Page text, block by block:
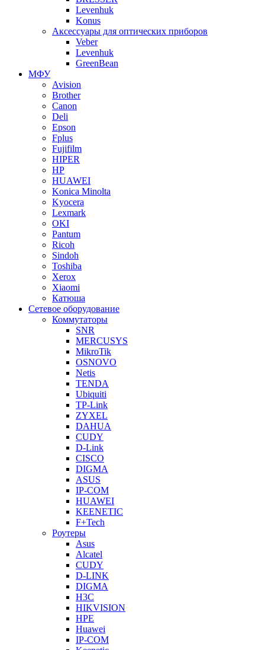
Levenhuk
Konus
Аксессуары для оптических приборов
Veber
Levenhuk
GreenBean
МФУ
Avision
Brother
Canon
Deli
Epson
Fplus
Fujifilm
HIPER
HP
HUAWEI
Konica Minolta
Kyocera
Lexmark
OKI
Pantum
Ricoh
Sindoh
Toshiba
Xerox
Xiaomi
Катюша
Сетевое оборудование
Коммутаторы
SNR
MERCUSYS
MikroTik
OSNOVO
Netis
TENDA
Ubiquiti
TP-Link
ZYXEL
DAHUA
CUDY
D-Link
CISCO
DIGMA
ASUS
IP-COM
HUAWEI
KEENETIC
F+Tech
Роутеры
Asus
Alcatel
CUDY
D-LINK
DIGMA
H3C
HIKVISION
HPE
Huawei
IP-COM